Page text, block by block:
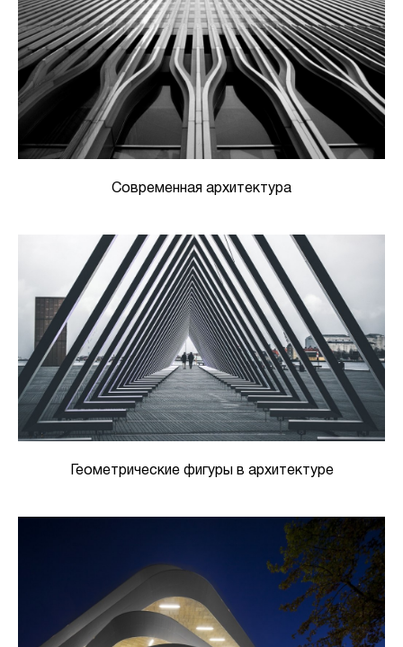
Современная архитектура
Геометрические фигуры в архитектуре